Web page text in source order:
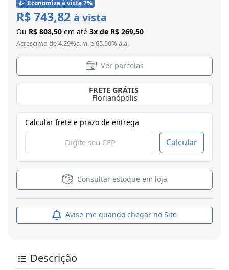
Economize à vista 7%
R$ 743,82 à vista
Ou R$ 808,50 em até 3x de R$ 269,50
Acréscimo de 4.29%a.m. e 65.50% a.a.
Ver parcelas
FRETE GRÁTIS
Florianópolis
Calcular frete e prazo de entrega
Calcular
Consultar estoque em loja
Avise-me quando chegar no Site
Descrição